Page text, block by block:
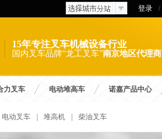
登录 /
15年专注叉车机械设备行业
国内叉车品牌“龙工叉车”南京地区代理商
力叉车 电动堆高车 诺嘉产品中心
电动叉车 堆高机 柴油叉车